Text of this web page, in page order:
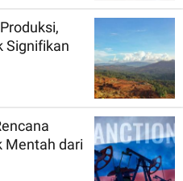
Signifikan
Mentah dari